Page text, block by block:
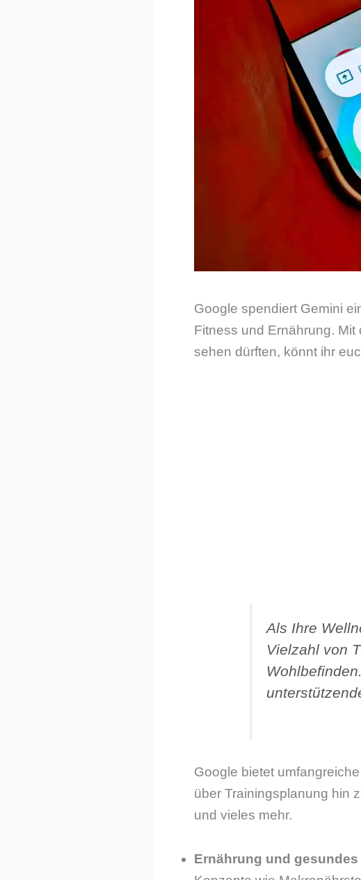
Google spendiert Gemini
Fitness und Ernährung.
sehen dürften, könnt ihr
Als Ihre
Vielzahl von
Google bietet
über Trainingsplanung hin
und vieles mehr.
Ernährung und gesundes